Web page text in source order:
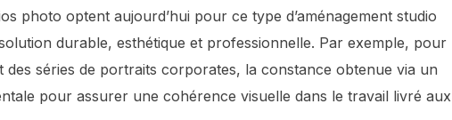
photo optent aujourd’hui pour ce type d’aménagement studio
durable, esthétique et professionnelle. Par exemple, pour
séries de portraits corporates, la constance obtenue via un
pour assurer une cohérence visuelle dans le travail livré aux